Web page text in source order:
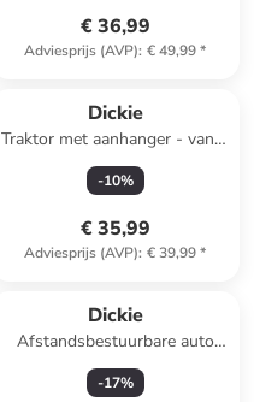
€ 36,99
Adviesprijs (AVP): € 49,99*
Dickie
Traktor met aanhanger - vanaf
3 jaar
-10%
€ 35,99
Adviesprijs (AVP): € 39,99*
Dickie
Afstandsbestuurbare auto
"Audi S1 E-Tron Quattro" -
vanaf 6 jaar
-17%